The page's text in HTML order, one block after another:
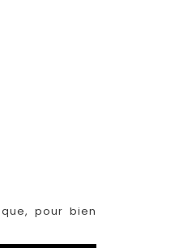
pour bien